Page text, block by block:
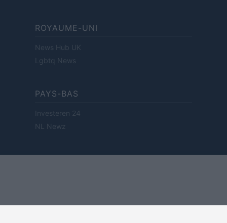
ROYAUME-UNI
News Hub UK
Lgbtq News
PAYS-BAS
Investeren 24
NL Newz